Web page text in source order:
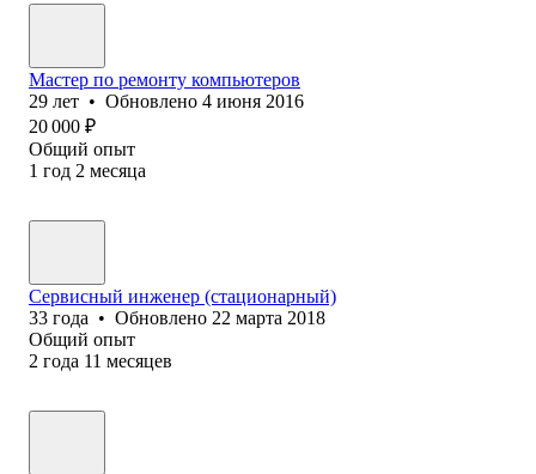
Мастер по ремонту компьютеров
29 лет • Обновлено 4 июня 2016
20 000 ₽
Общий опыт
1 год 2 месяца
Сервисный инженер (стационарный)
33 года • Обновлено 22 марта 2018
Общий опыт
2 года 11 месяцев